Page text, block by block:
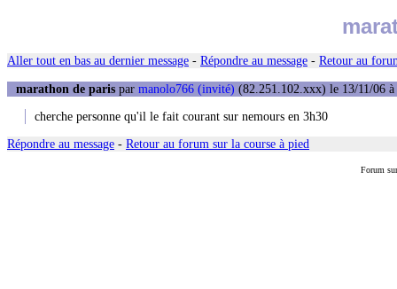
Aller tout en bas au dernier message - Répondre au message - Retour au
marathon de paris par manolo766 (invité) (82.251.102.xxx) le 13/11/06
cherche personne qu'il le fait courant sur nemours en 3h30
Répondre au message - Retour au forum sur la course à pied
Forum